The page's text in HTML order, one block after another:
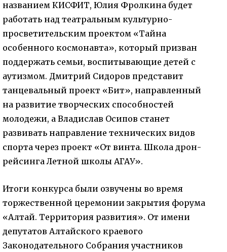
названием КИСФИТ, Юлия Фролкина будет
работать над театральным культурно-
просветительским проектом «Тайна
особенного космонавта», который призван
поддержать семьи, воспитывающие детей с
аутизмом. Дмитрий Сидоров представит
танцевальный проект «Бит», направленный
на развитие творческих способностей
молодежи, а Владислав Осипов станет
развивать направление технических видов
спорта через проект «От винта. Школа дрон-
рейсинга Летной школы АГАУ».
Итоги конкурса были озвучены во время
торжественной церемонии закрытия форума
«Алтай. Территория развития». От имени
депутатов Алтайского краевого
Законодательного Собрания участников